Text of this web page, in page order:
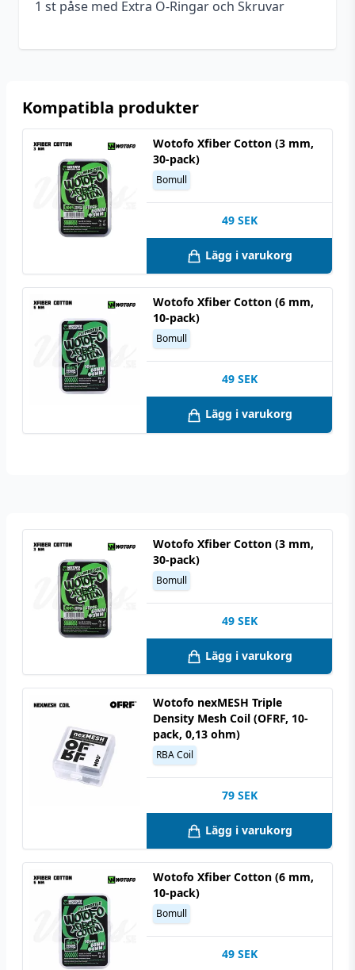
1 st påse med Extra O-Ringar och Skruvar
Kompatibla produkter
Wotofo Xfiber Cotton (3 mm,
30-pack)
Bomull
49 SEK
Lägg i varukorg
Wotofo Xfiber Cotton (6 mm,
10-pack)
Bomull
49 SEK
Lägg i varukorg
Wotofo Xfiber Cotton (3 mm,
30-pack)
Bomull
49 SEK
Lägg i varukorg
Wotofo nexMESH Triple
Density Mesh Coil (OFRF, 10-
pack, 0,13 ohm)
RBA Coil
79 SEK
Lägg i varukorg
Wotofo Xfiber Cotton (6 mm,
10-pack)
Bomull
49 SEK